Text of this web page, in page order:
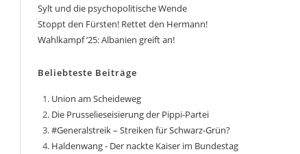
Sylt und die psychopolitische Wende
Stoppt den Fürsten! Rettet den Hermann!
Wahlkampf ’25: Albanien greift an!
Beliebteste Beiträge
Union am Scheideweg
Die Prusselieseisierung der Pippi-Partei
#Generalstreik – Streiken für Schwarz-Grün?
Haldenwang - Der nackte Kaiser im Bundestag